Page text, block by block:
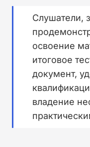
Слушатели,
освоение
итоговое
документ,
владение